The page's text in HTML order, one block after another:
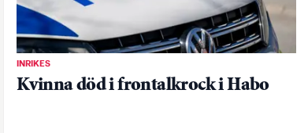
INRIKES
Kvinna död i frontalkrock i Habo